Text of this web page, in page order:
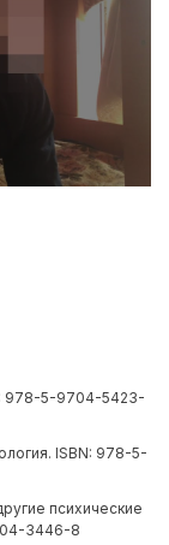
978-5-9704-5423-
ISBN: 978-5-
психические
3446-8